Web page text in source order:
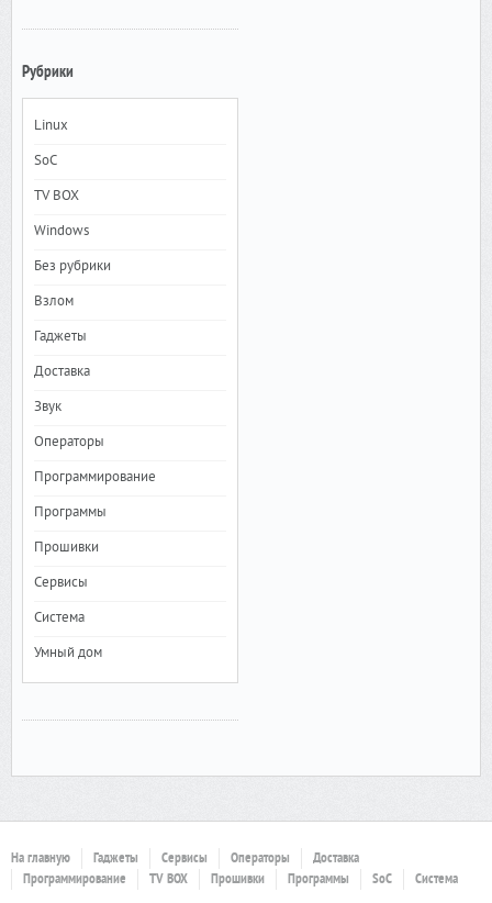
Рубрики
Linux
SoC
TV BOX
Windows
Без рубрики
Взлом
Гаджеты
Доставка
Звук
Операторы
Программирование
Программы
Прошивки
Сервисы
Система
Умный дом
На главную Гаджеты Сервисы Операторы
Доставка
Программирование
TV BOX Прошивки Программы SoC Система